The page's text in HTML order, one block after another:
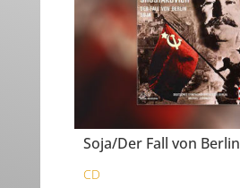
Soja/Der Fall von Berlin
CD